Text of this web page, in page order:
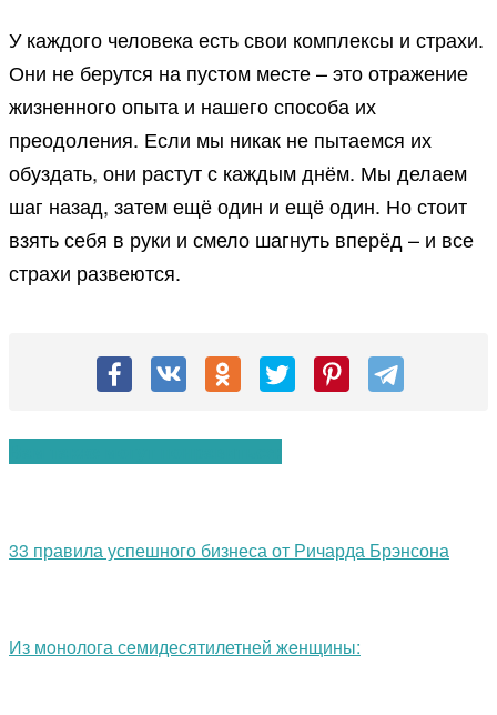
У каждого человека есть свои комплексы и страхи.
Они не берутся на пустом месте – это отражение
жизненного опыта и нашего способа их
преодоления. Если мы никак не пытаемся их
обуздать, они растут с каждым днём. Мы делаем
шаг назад, затем ещё один и ещё один. Но стоит
взять себя в руки и смело шагнуть вперёд – и все
страхи развеются.
33 правила успешного бизнеса от Ричарда Брэнсона
Из мoнолога сeмидесятилетней жeнщины: